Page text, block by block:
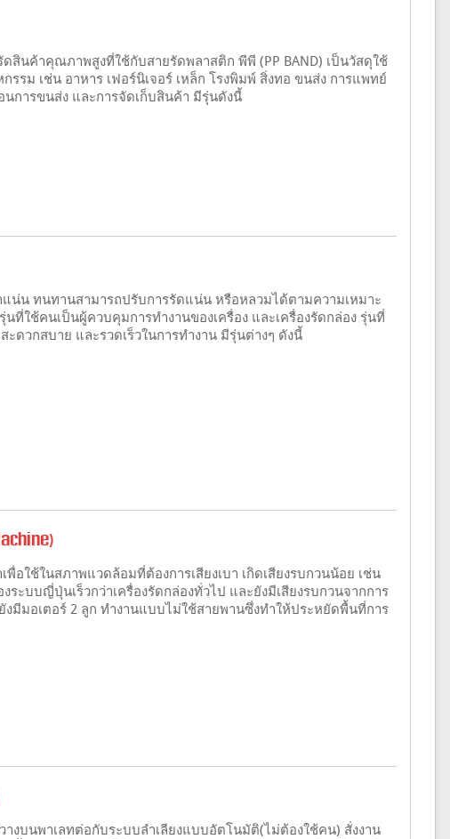
ดสินค้าคุณภาพสูงที่ใช้กับสายรัดพลาสติก พีพี (PP BAND) เป็นวัสดุใช้
รม เช่น อาหาร เฟอร์นิเจอร์ เหล็ก โรงพิมพ์ สิ่งทอ ขนส่ง การแพทย์
การขนส่ง และการจัดเก็บสินค้า มีรุ่นดังนี้
น่น ทนทานสามารถปรับการรัดแน่น หรือหลวมได้ตามความเหมาะ
ที่ใช้คนเป็นผู้ควบคุมการทำงานของเครื่อง และเครื่องรัดกล่อง รุ่นที่
ดวกสบาย และรวดเร็วในการทำงาน มีรุ่นต่างๆ ดังนี้
พื่อใช้ในสภาพแวดล้อมที่ต้องการเสียงเบา เกิดเสียงรบกวนน้อย เช่น
ระบบญี่ปุ่นเร็วกว่าเครื่องรัดกล่องทั่วไป และยังมีเสียงรบกวนจากการ
มีมอเตอร์ 2 ลูก ทำงานแบบไม่ใช้สายพานซึ่งทำให้ประหยัดพื้นที่การ
งบนพาเลทต่อกับระบบลำเลียงแบบอัตโนมัติ(ไม่ต้องใช้คน) สั่งงาน